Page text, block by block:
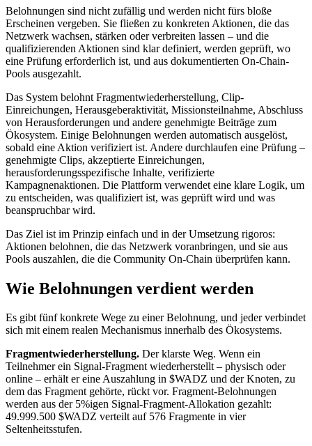
Belohnungen sind nicht zufällig und werden nicht fürs bloße
Erscheinen vergeben. Sie fließen zu konkreten Aktionen, die das
Netzwerk wachsen, stärken oder verbreiten lassen – und die
qualifizierenden Aktionen sind klar definiert, werden geprüft, wo
eine Prüfung erforderlich ist, und aus dokumentierten On-Chain-
Pools ausgezahlt.
Das System belohnt Fragmentwiederherstellung, Clip-
Einreichungen, Herausgeberaktivität, Missionsteilnahme, Abschluss
von Herausforderungen und andere genehmigte Beiträge zum
Ökosystem. Einige Belohnungen werden automatisch ausgelöst,
sobald eine Aktion verifiziert ist. Andere durchlaufen eine Prüfung –
genehmigte Clips, akzeptierte Einreichungen,
herausforderungsspezifische Inhalte, verifizierte
Kampagnenaktionen. Die Plattform verwendet eine klare Logik, um
zu entscheiden, was qualifiziert ist, was geprüft wird und was
beanspruchbar wird.
Das Ziel ist im Prinzip einfach und in der Umsetzung rigoros:
Aktionen belohnen, die das Netzwerk voranbringen, und sie aus
Pools auszahlen, die die Community On-Chain überprüfen kann.
Wie Belohnungen verdient werden
Es gibt fünf konkrete Wege zu einer Belohnung, und jeder verbindet
sich mit einem realen Mechanismus innerhalb des Ökosystems.
Fragmentwiederherstellung. Der klarste Weg. Wenn ein
Teilnehmer ein Signal-Fragment wiederherstellt – physisch oder
online – erhält er eine Auszahlung in $WADZ und der Knoten, zu
dem das Fragment gehörte, rückt vor. Fragment-Belohnungen
werden aus der 5%igen Signal-Fragment-Allokation gezahlt:
49.999.500 $WADZ verteilt auf 576 Fragmente in vier
Seltenheitsstufen.